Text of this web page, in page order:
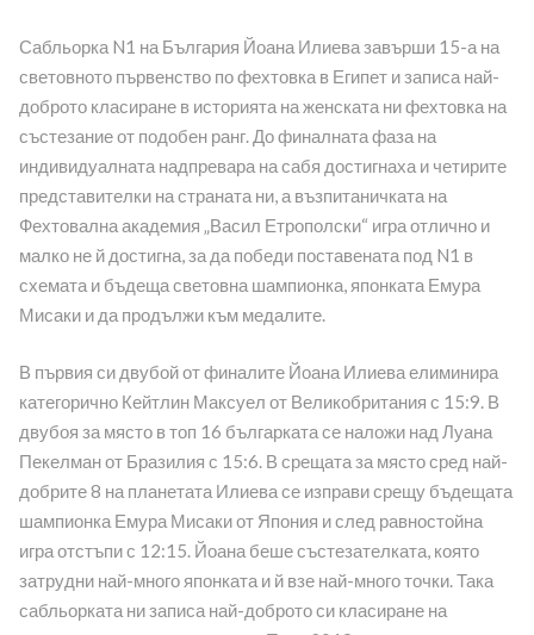
Сабльорка N1 на България Йоана Илиева завърши 15-а на
световното първенство по фехтовка в Египет и записа най-
доброто класиране в историята на женската ни фехтовка на
състезание от подобен ранг. До финалната фаза на
индивидуалната надпревара на сабя достигнаха и четирите
представителки на страната ни, а възпитаничката на
Фехтовална академия „Васил Етрополски“ игра отлично и
малко не й достигна, за да победи поставената под N1 в
схемата и бъдеща световна шампионка, японката Емура
Мисаки и да продължи към медалите.
В първия си двубой от финалите Йоана Илиева елиминира
категорично Кейтлин Максуел от Великобритания с 15:9. В
двубоя за място в топ 16 българката се наложи над Луана
Пекелман от Бразилия с 15:6. В срещата за място сред най-
добрите 8 на планетата Илиева се изправи срещу бъдещата
шампионка Емура Мисаки от Япония и след равностойна
игра отстъпи с 12:15. Йоана беше състезателката, която
затрудни най-много японката и й взе най-много точки. Така
сабльорката ни записа най-доброто си класиране на